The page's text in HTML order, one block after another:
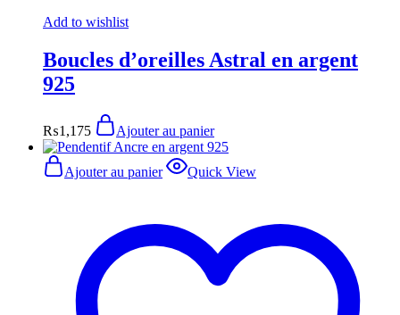
Add to wishlist
Boucles d’oreilles Astral en argent
925
₨1,175 Ajouter au panier
Ajouter au panier Quick View